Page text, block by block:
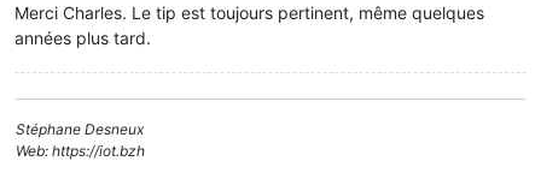
Merci Charles. Le tip est toujours pertinent, même quelques
années plus tard.
Stéphane Desneux
Web: https://iot.bzh